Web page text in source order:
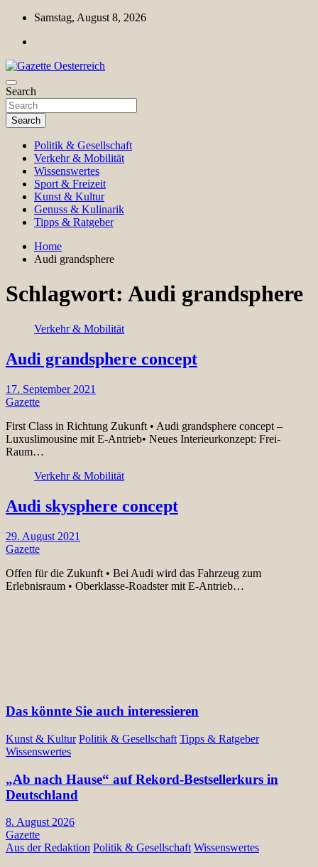
Skip
content
Samstag, August 8, 2026
Gazette Oesterreich
Magazin für Freizeit, Politik, Kultur & Wissenschaft
Search
Search
Politik & Gesellschaft
Verkehr & Mobilität
Wissenswertes
Sport & Freizeit
Kunst & Kultur
Genuss & Kulinarik
Tipps & Ratgeber
Home
Audi grandsphere
Schlagwort: Audi grandsphere
Verkehr & Mobilität
Audi grandsphere concept
17. September 2021
Gazette
First Class in Richtung Zukunft • Audi grandsphere concept –
Luxuslimousine mit E-Antrieb• Neues Interieurkonzept: Frei-
Raum…
Verkehr & Mobilität
Audi skysphere concept
29. August 2021
Gazette
Offen für die Zukunft • Bei Audi wird das Fahrzeug zum
Erlebnisraum • Oberklasse-Roadster mit E-Antrieb…
Das könnte Sie auch interessieren
Kunst & Kultur Politik & Gesellschaft Tipps & Ratgeber
Wissenswertes
„Ab nach Hause“ auf Rekord-Bestsellerkurs in
Deutschland
8. August 2026
Gazette
Aus der Redaktion Politik & Gesellschaft Wissenswertes